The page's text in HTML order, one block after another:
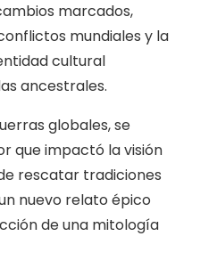
marcados,
mundiales y la
cultural
ancestrales.
globales, se
que impactó la visión
rescatar tradiciones
nuevo relato épico
de una mitología